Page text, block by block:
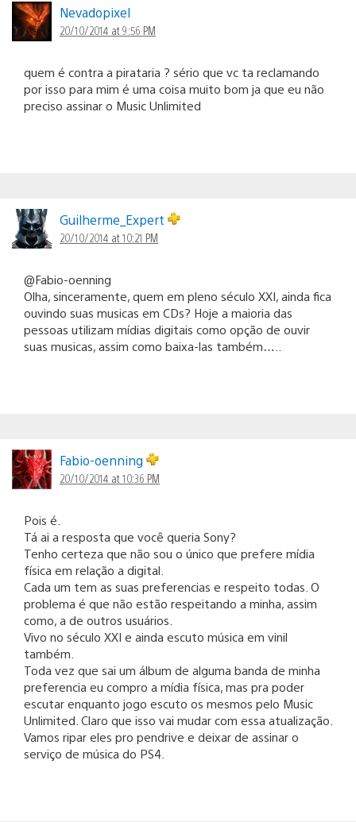
Nevadopixel
20/10/2014 at 9:56 PM
quem é contra a pirataria ? sério que vc ta reclamando
por isso para mim é uma coisa muito bom ja que eu não
preciso assinar o Music Unlimited
Guilherme_Expert
20/10/2014 at 10:21 PM
@Fabio-oenning
Olha, sinceramente, quem em pleno século XXI, ainda fica
ouvindo suas musicas em CDs? Hoje a maioria das
pessoas utilizam mídias digitais como opção de ouvir
suas musicas, assim como baixa-las também…..
Fabio-oenning
20/10/2014 at 10:36 PM
Pois é.
Tá ai a resposta que você queria Sony?
Tenho certeza que não sou o único que prefere mídia
física em relação a digital.
Cada um tem as suas preferencias e respeito todas. O
problema é que não estão respeitando a minha, assim
como, a de outros usuários.
Vivo no século XXI e ainda escuto música em vinil
também.
Toda vez que sai um álbum de alguma banda de minha
preferencia eu compro a mídia física, mas pra poder
escutar enquanto jogo escuto os mesmos pelo Music
Unlimited. Claro que isso vai mudar com essa atualização.
Vamos ripar eles pro pendrive e deixar de assinar o
serviço de música do PS4.